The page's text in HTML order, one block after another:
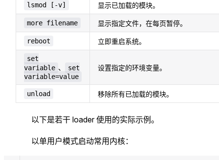
lsmod [-v] 显示已加载的模块。
more filename 显示指定文件，在每页暂停。
reboot 立即重启系统。
set
variable 、
set
variable=value
设置指定的环境变量。
unload 移除所有已加载的模块。
以下是若干 loader 使用的实际示例。
以单用户模式启动常用内核：